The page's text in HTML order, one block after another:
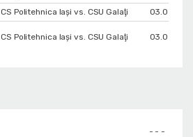
CS Politehnica Iași vs. CSU Galaţi
CS Politehnica Iași vs. CSU Galaţi
- - -